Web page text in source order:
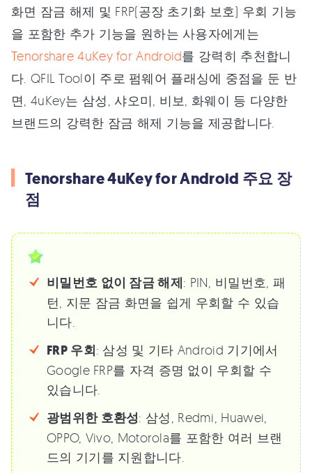
화면 잠금 해제 및 FRP(공장 초기화 보호) 우회 기능
을 포함한 추가 기능을 원하는 사용자에게는
Tenorshare 4uKey for Android를 강력히 추천합니
다. QFIL Tool이 주로 펌웨어 플래싱에 중점을 둔 반
면, 4uKey는 삼성, 샤오미, 비보, 화웨이 등 다양한
브랜드의 강력한 잠금 해제 기능을 제공합니다.
Tenorshare 4uKey for Android 주요 장
점
비밀번호 없이 잠금 해제: PIN, 비밀번호, 패
턴, 지문 잠금 화면을 쉽게 우회할 수 있습
니다.
FRP 우회: 삼성 및 기타 Android 기기에서
Google FRP를 자격 증명 없이 우회할 수
있습니다.
광범위한 호환성: 삼성, Redmi, Huawei,
OPPO, Vivo, Motorola를 포함한 여러 브랜
드의 기기를 지원합니다.